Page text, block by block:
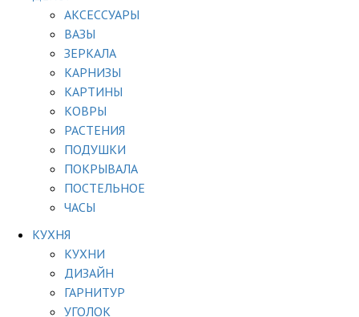
АКСЕССУАРЫ
ВАЗЫ
ЗЕРКАЛА
КАРНИЗЫ
КАРТИНЫ
КОВРЫ
РАСТЕНИЯ
ПОДУШКИ
ПОКРЫВАЛА
ПОСТЕЛЬНОЕ
ЧАСЫ
КУХНЯ
КУХНИ
ДИЗАЙН
ГАРНИТУР
УГОЛОК